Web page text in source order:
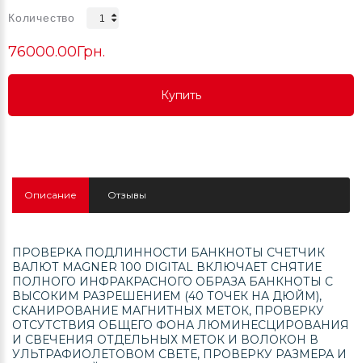
Количество
76000.00Грн.
Купить
Купить
Описание Отзывы
ПРОВЕРКА ПОДЛИННОСТИ БАНКНОТЫ СЧЕТЧИК
ВАЛЮТ MAGNER 100 DIGITAL ВКЛЮЧАЕТ СНЯТИЕ
ПОЛНОГО ИНФРАКРАСНОГО ОБРАЗА БАНКНОТЫ С
ВЫСОКИМ РАЗРЕШЕНИЕМ (40 ТОЧЕК НА ДЮЙМ),
СКАНИРОВАНИЕ МАГНИТНЫХ МЕТОК, ПРОВЕРКУ
ОТСУТСТВИЯ ОБЩЕГО ФОНА ЛЮМИНЕСЦИРОВАНИЯ
И СВЕЧЕНИЯ ОТДЕЛЬНЫХ МЕТОК И ВОЛОКОН В
УЛЬТРАФИОЛЕТОВОМ СВЕТЕ, ПРОВЕРКУ РАЗМЕРА И